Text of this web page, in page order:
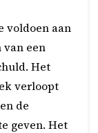
voldoen aan
van een
Het
verloopt
de
geven. Het